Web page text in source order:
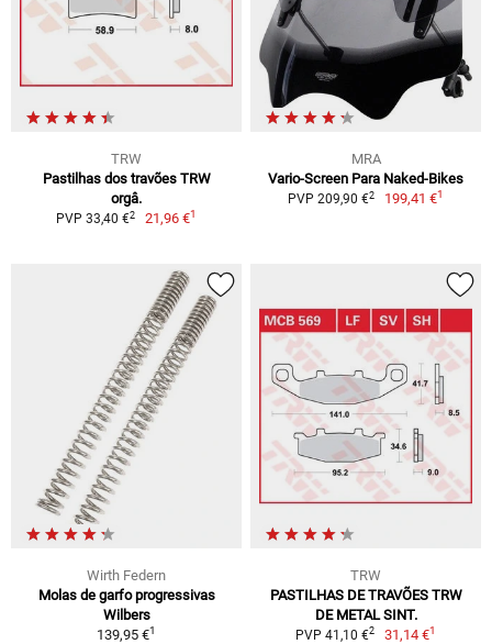
TRW
Pastilhas dos travões TRW
orgâ.
PVP 33,40 €2 21,96 €1
MRA
Vario-Screen Para Naked-Bikes
PVP 209,90 €2 199,41 €1
Wirth Federn
Molas de garfo progressivas
Wilbers
139,95 €1
TRW
PASTILHAS DE TRAVÕES TRW
DE METAL SINT.
PVP 41,10 €2 31,14 €1